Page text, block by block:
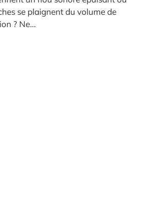
se plaignent du volume de
? Ne...